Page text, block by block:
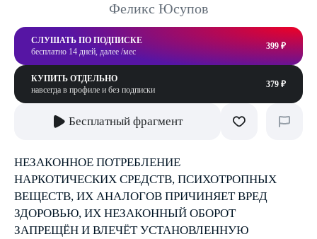
Феликс Юсупов
СЛУШАТЬ ПО ПОДПИСКЕ
бесплатно 14 дней, далее /мес
399 ₽
КУПИТЬ ОТДЕЛЬНО
навсегда в профиле и без подписки
379 ₽
Бесплатный фрагмент
НЕЗАКОННОЕ ПОТРЕБЛЕНИЕ
НАРКОТИЧЕСКИХ СРЕДСТВ, ПСИХОТРОПНЫХ
ВЕЩЕСТВ, ИХ АНАЛОГОВ ПРИЧИНЯЕТ ВРЕД
ЗДОРОВЬЮ, ИХ НЕЗАКОННЫЙ ОБОРОТ
ЗАПРЕЩЁН И ВЛЕЧЁТ УСТАНОВЛЕННУЮ